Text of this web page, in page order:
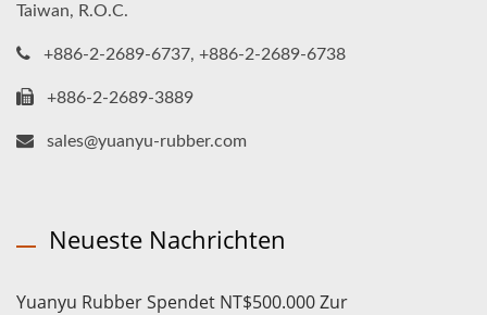
Taiwan, R.O.C.
+886-2-2689-6737, +886-2-2689-6738
+886-2-2689-3889
sales@yuanyu-rubber.com
Neueste Nachrichten
Yuanyu Rubber Spendet NT$500.000 Zur